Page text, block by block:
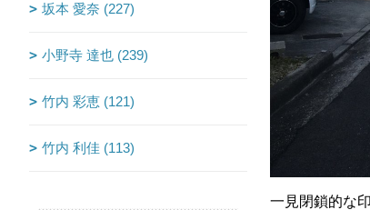
一見閉鎖的な
坂本 愛奈 (227)
小野寺 達也 (239)
竹内 彩恵 (121)
竹内 利佳 (113)